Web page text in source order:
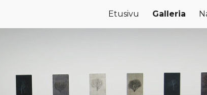
Skip to
Etusivu Galleria